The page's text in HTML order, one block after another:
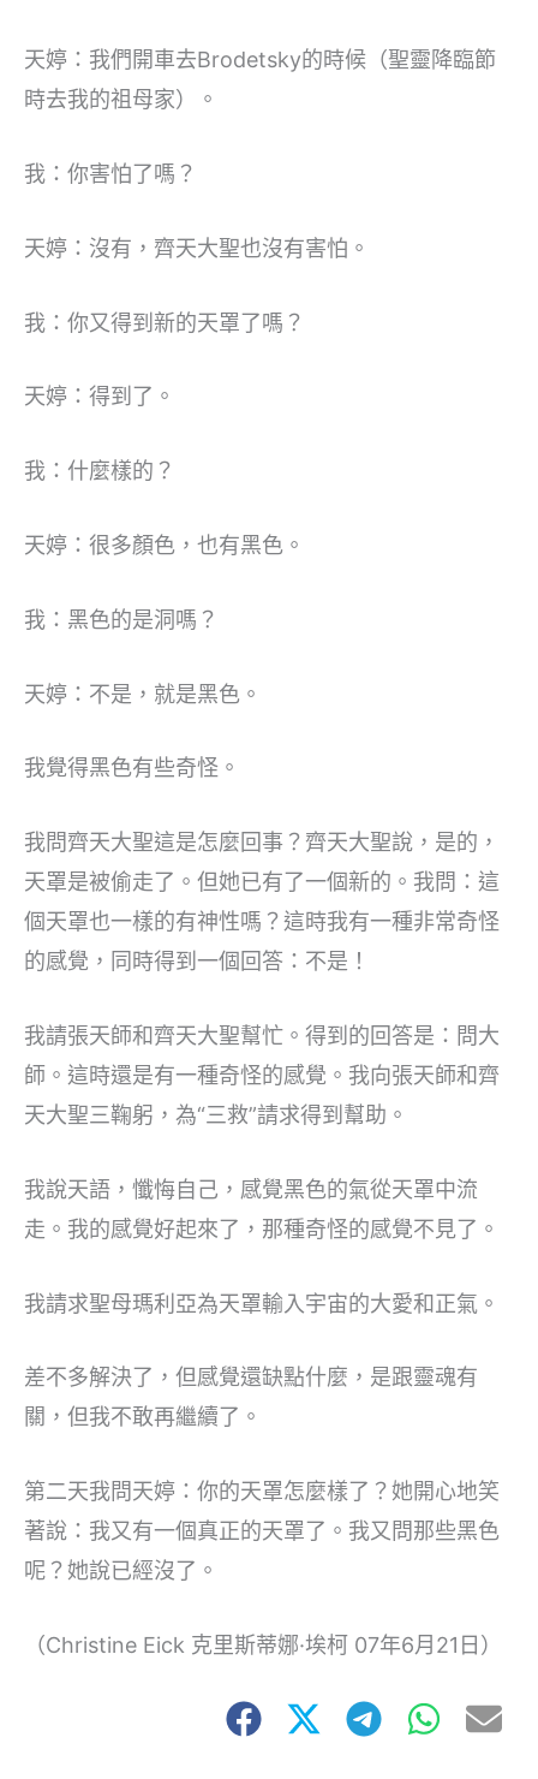
天婷：我們開車去Brodetsky的時候（聖靈降臨節
時去我的祖母家）。
我：你害怕了嗎？
天婷：沒有，齊天大聖也沒有害怕。
我：你又得到新的天罩了嗎？
天婷：得到了。
我：什麼樣的？
天婷：很多顏色，也有黑色。
我：黑色的是洞嗎？
天婷：不是，就是黑色。
我覺得黑色有些奇怪。
我問齊天大聖這是怎麼回事？齊天大聖說，是的，
天罩是被偷走了。但她已有了一個新的。我問：這
個天罩也一樣的有神性嗎？這時我有一種非常奇怪
的感覺，同時得到一個回答：不是！
我請張天師和齊天大聖幫忙。得到的回答是：問大
師。這時還是有一種奇怪的感覺。我向張天師和齊
天大聖三鞠躬，為“三救”請求得到幫助。
我說天語，懺悔自己，感覺黑色的氣從天罩中流
走。我的感覺好起來了，那種奇怪的感覺不見了。
我請求聖母瑪利亞為天罩輸入宇宙的大愛和正氣。
差不多解決了，但感覺還缺點什麼，是跟靈魂有
關，但我不敢再繼續了。
第二天我問天婷：你的天罩怎麼樣了？她開心地笑
著說：我又有一個真正的天罩了。我又問那些黑色
呢？她說已經沒了。
（Christine Eick 克里斯蒂娜·埃柯 07年6月21日）